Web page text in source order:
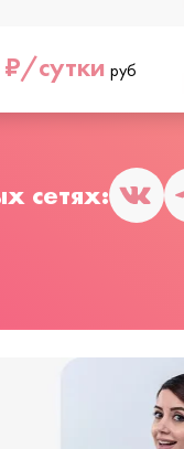
сутки руб
сетях: